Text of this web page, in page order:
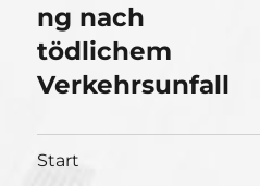
Beitrag:
ng nach
tödlichem
Verkehrsunfall
Start